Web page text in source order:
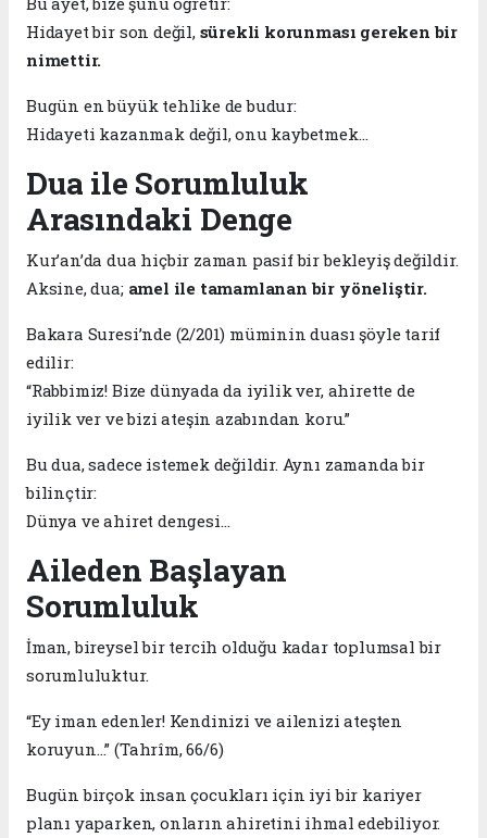
Hidayet bir son değil, sürekli korunması gereken bir
nimettir.
Bugün en büyük tehlike de budur:
Hidayeti kazanmak değil, onu kaybetmek…
Dua ile Sorumluluk
Arasındaki Denge
Kur’an’da dua hiçbir zaman pasif bir bekleyiş değildir.
Aksine, dua; amel ile tamamlanan bir yöneliştir.
Bakara Suresi’nde (2/201) müminin duası şöyle tarif
edilir:
“Rabbimiz! Bize dünyada da iyilik ver, ahirette de
iyilik ver ve bizi ateşin azabından koru.”
Bu dua, sadece istemek değildir. Aynı zamanda bir
bilinçtir:
Dünya ve ahiret dengesi…
Aileden Başlayan
Sorumluluk
İman, bireysel bir tercih olduğu kadar toplumsal bir
sorumluluktur.
“Ey iman edenler! Kendinizi ve ailenizi ateşten
koruyun…” (Tahrîm, 66/6)
Bugün birçok insan çocukları için iyi bir kariyer
planı yaparken, onların ahiretini ihmal edebiliyor.